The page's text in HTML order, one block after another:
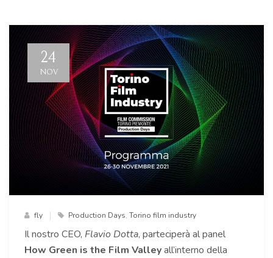
24
NOV
fly Production Days, Torino film industry
Il nostro CEO, Flavio Dotta, parteciperà al panel
How Green is the Film Valleyall’interno della